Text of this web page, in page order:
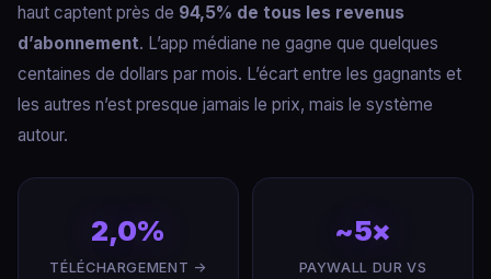
haut captent près de 94,5% de tous les revenus
d’abonnement. L’app médiane ne gagne que quelques
centaines de dollars par mois. L’écart entre les gagnants et
les autres n’est presque jamais le prix, mais le système
autour.
2,0%
TÉLÉCHARGEMENT →
~5×
PAYWALL DUR VS